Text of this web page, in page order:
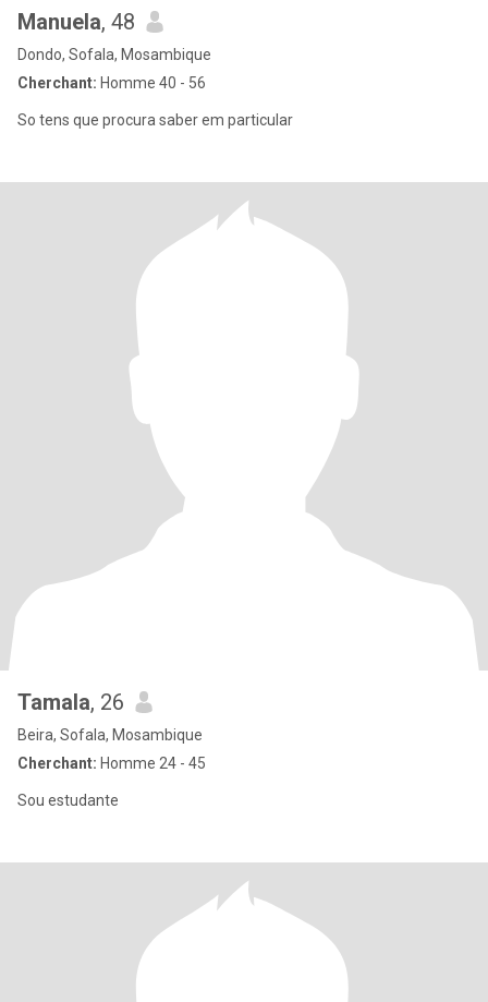
Manuela, 48
Dondo, Sofala, Mosambique
Cherchant: Homme 40 - 56
So tens que procura saber em particular
Tamala, 26
Beira, Sofala, Mosambique
Cherchant: Homme 24 - 45
Sou estudante